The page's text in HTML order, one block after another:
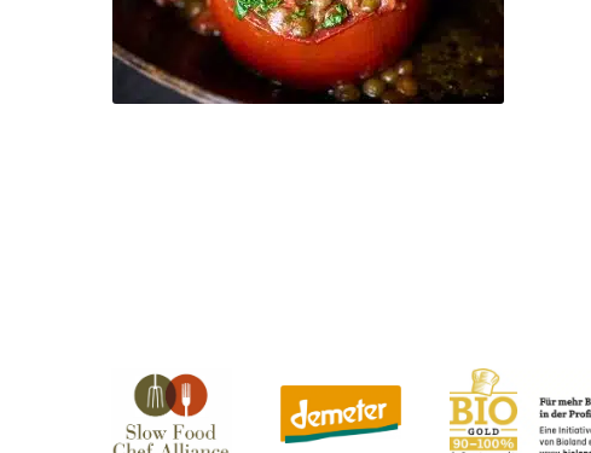
Lieferzeit:
Direkt nach der Bestellung per Email.
Ticket buchen
mehrere
Varianten